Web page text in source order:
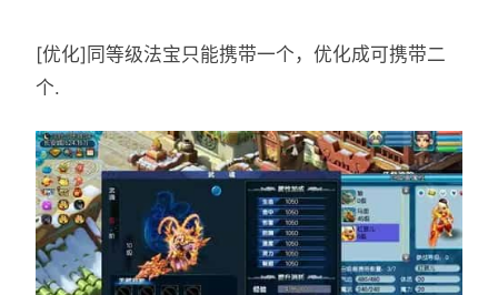
[优化]同等级法宝只能携带一个，优化成可携带二
个.